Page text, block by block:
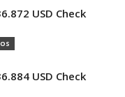
USD Check
USD Check